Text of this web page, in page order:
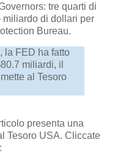
tre quarti di
miliardo di dollari per
Bureau.
la FED ha fatto
miliardi, il
al Tesoro
presenta una
Tesoro USA. Cliccate